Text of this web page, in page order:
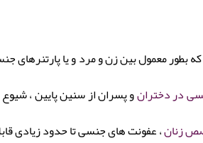
بطور معمول بین زن و مرد و یا
در دخترانو پسران از سنین پایین ،
زنان، عفونت های جنسی تا حدود زیادی